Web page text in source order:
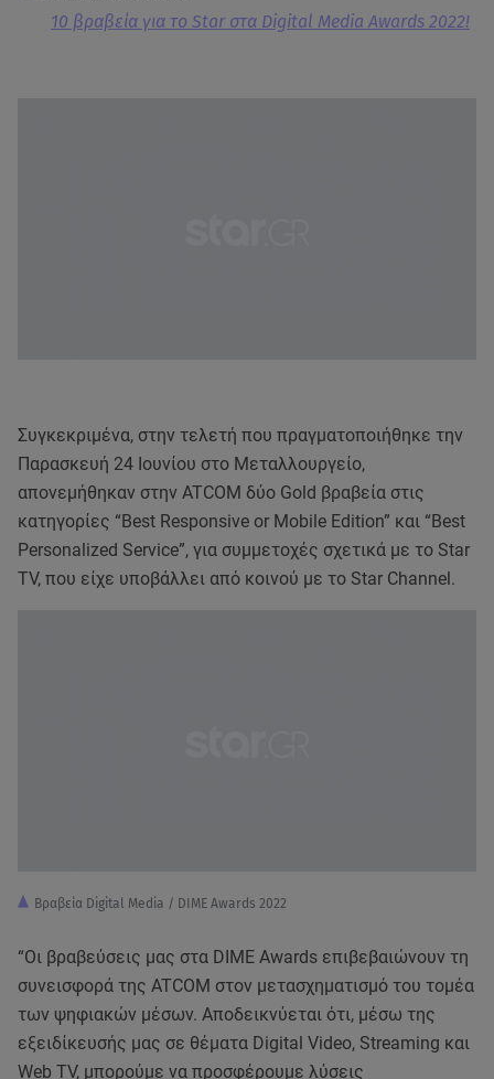
10 βραβεία για το Star στα Digital Media Awards 2022!
Συγκεκριμένα, στην τελετή που πραγματοποιήθηκε την
Παρασκευή 24 Ιουνίου στο Μεταλλουργείο,
απονεμήθηκαν στην ATCOM δύο Gold βραβεία στις
κατηγορίες “Best Responsive or Mobile Edition” και “Best
Personalized Service”, για συμμετοχές σχετικά με το Star
TV, που είχε υποβάλλει από κοινού με το Star Channel.
Βραβεία Digital Media / DIME Awards 2022
“Οι βραβεύσεις μας στα DIME Awards επιβεβαιώνουν τη
συνεισφορά της ATCOM στον μετασχηματισμό του τομέα
των ψηφιακών μέσων. Αποδεικνύεται ότι, μέσω της
εξειδίκευσής μας σε θέματα Digital Video, Streaming και
Web TV, μπορούμε να προσφέρουμε λύσεις